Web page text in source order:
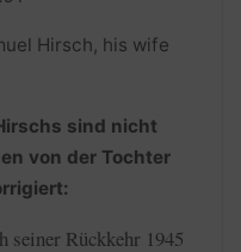
Hirsch, his wife
sind nicht
von der Tochter
seiner Rückkehr 1945